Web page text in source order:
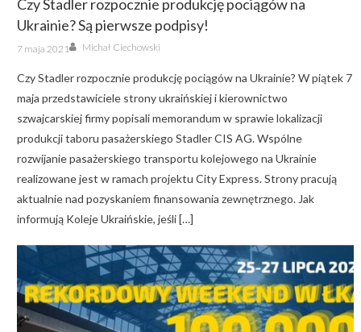
Czy Stadler rozpocznie produkcję pociągów na
Ukrainie? Są pierwsze podpisy!
Posted
on
7 maja 2021 Author
Michał Ciechowski
Czy Stadler rozpocznie produkcję pociągów na Ukrainie? W piątek 7
maja przedstawiciele strony ukraińskiej i kierownictwo
szwajcarskiej firmy popisali memorandum w sprawie lokalizacji
produkcji taboru pasażerskiego Stadler CIS AG. Wspólne
rozwijanie pasażerskiego transportu kolejowego na Ukrainie
realizowane jest w ramach projektu City Express. Strony pracują
aktualnie nad pozyskaniem finansowania zewnętrznego. Jak
informują Koleje Ukraińskie, jeśli […]